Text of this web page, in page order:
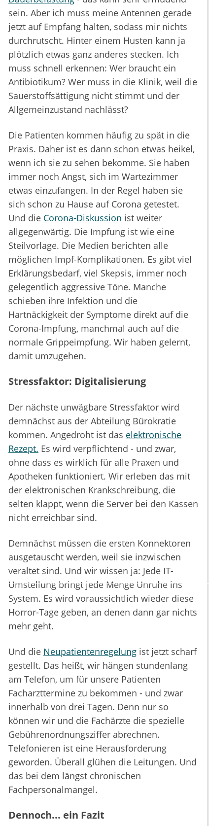
sein. Aber ich muss meine Antennen gerade
jetzt auf Empfang halten, sodass mir nichts
durchrutscht. Hinter einem Husten kann ja
plötzlich etwas ganz anderes stecken. Ich
muss schnell erkennen: Wer braucht ein
Antibiotikum? Wer muss in die Klinik, weil die
Sauerstoffsättigung nicht stimmt und der
Allgemeinzustand nachlässt?
Die Patienten kommen häufig zu spät in die
Praxis. Daher ist es dann schon etwas heikel,
wenn ich sie zu sehen bekomme. Sie haben
immer noch Angst, sich im Wartezimmer
etwas einzufangen. In der Regel haben sie
sich schon zu Hause auf Corona getestet.
Und die Corona-Diskussion ist weiter
allgegenwärtig. Die Impfung ist wie eine
Steilvorlage. Die Medien berichten alle
möglichen Impf-Komplikationen. Es gibt viel
Erklärungsbedarf, viel Skepsis, immer noch
gelegentlich aggressive Töne. Manche
schieben ihre Infektion und die
Hartnäckigkeit der Symptome direkt auf die
Corona-Impfung, manchmal auch auf die
normale Grippeimpfung. Wir haben gelernt,
damit umzugehen.
Stressfaktor: Digitalisierung
Der nächste unwägbare Stressfaktor wird
demnächst aus der Abteilung Bürokratie
kommen. Angedroht ist das elektronische
Rezept. Es wird verpflichtend - und zwar,
ohne dass es wirklich für alle Praxen und
Apotheken funktioniert. Wir erleben das mit
der elektronischen Krankschreibung, die
selten klappt, wenn die Server bei den Kassen
nicht erreichbar sind.
Demnächst müssen die ersten Konnektoren
ausgetauscht werden, weil sie inzwischen
veraltet sind. Und wir wissen ja: Jede IT-
Umstellung bringt jede Menge Unruhe ins
System. Es wird voraussichtlich wieder diese
Horror-Tage geben, an denen dann gar nichts
mehr geht.
Und die Neupatientenregelung ist jetzt scharf
gestellt. Das heißt, wir hängen stundenlang
am Telefon, um für unsere Patienten
Facharzttermine zu bekommen - und zwar
innerhalb von drei Tagen. Denn nur so
können wir und die Fachärzte die spezielle
Gebührenordnungsziffer abrechnen.
Telefonieren ist eine Herausforderung
geworden. Überall glühen die Leitungen. Und
das bei dem längst chronischen
Fachpersonalmangel.
Dennoch... ein Fazit